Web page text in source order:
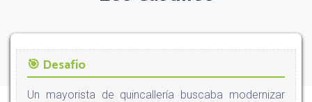
🎯 Desafío
Un mayorista de quincallería buscaba modernizar